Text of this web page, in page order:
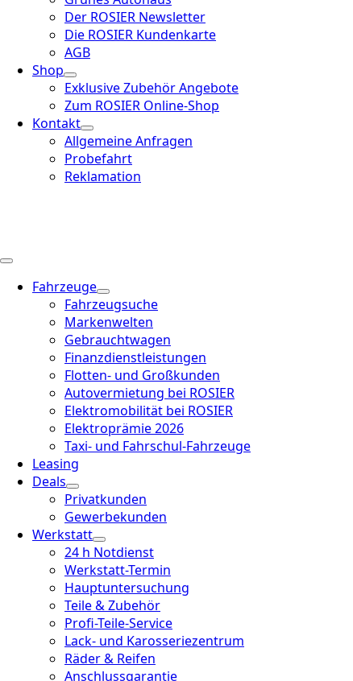
Der ROSIER Newsletter
Die ROSIER Kundenkarte
AGB
Shop
Exklusive Zubehör Angebote
Zum ROSIER Online-Shop
Kontakt
Allgemeine Anfragen
Probefahrt
Reklamation
Fahrzeuge
Fahrzeugsuche
Markenwelten
Gebrauchtwagen
Finanzdienstleistungen
Flotten- und Großkunden
Autovermietung bei ROSIER
Elektromobilität bei ROSIER
Elektroprämie 2026
Taxi- und Fahrschul-Fahrzeuge
Leasing
Deals
Privatkunden
Gewerbekunden
Werkstatt
24 h Notdienst
Werkstatt-Termin
Hauptuntersuchung
Teile & Zubehör
Profi-Teile-Service
Lack- und Karosseriezentrum
Räder & Reifen
Anschlussgarantie